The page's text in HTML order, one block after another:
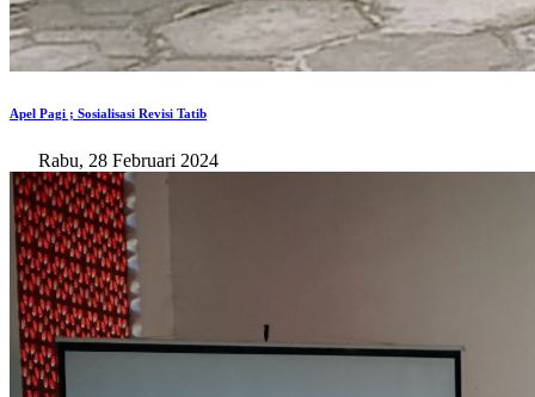
Apel Pagi ; Sosialisasi Revisi Tatib
Rabu, 28 Februari 2024